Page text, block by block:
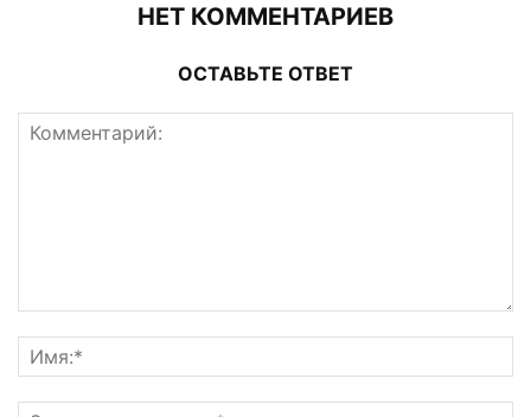
НЕТ КОММЕНТАРИЕВ
ОСТАВЬТЕ ОТВЕТ